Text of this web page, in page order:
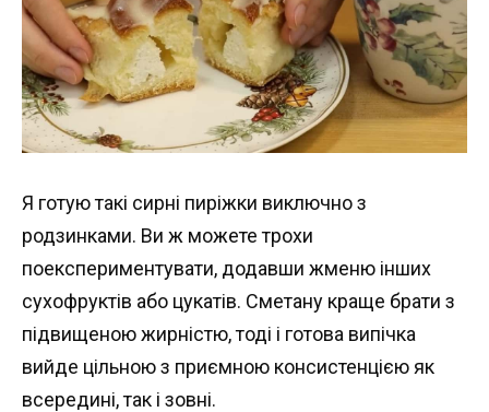
Я готую такі сирні пиріжки виключно з
родзинками. Ви ж можете трохи
поекспериментувати, додавши жменю інших
сухофруктів або цукатів. Сметану краще брати з
підвищеною жирністю, тоді і готова випічка
вийде цільною з приємною консистенцією як
всередині, так і зовні.